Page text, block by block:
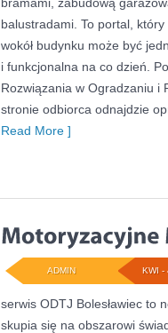
balustradami. To portal,
wokół budynku może być
i funkcjonalna na co dzień.
Rozwiązania w Ogradzaniu i
stronie odbiorca odnajdzie
Read More ]
KWI -
ADMIN
serwis ODTJ Bolesławiec to
skupia się na obszarowi